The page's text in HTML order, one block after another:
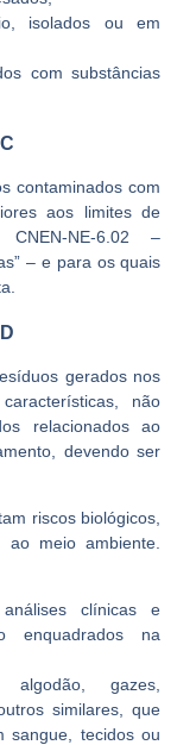
isolados ou em
com substâncias
contaminados com
aos limites de
NE-6.02 –
– e para os quais
gerados nos
não
relacionados ao
devendo ser
riscos biológicos,
meio ambiente.
clínicas e
enquadrados na
algodão, gazes,
similares, que
sangue, tecidos ou